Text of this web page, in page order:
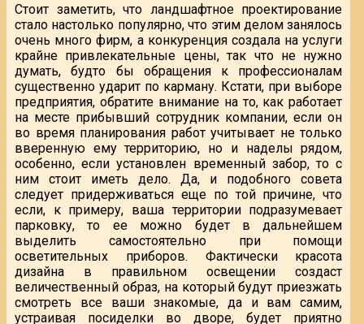
Стоит заметить, что ландшафтное проектирование
стало настолько популярно, что этим делом занялось
очень много фирм, а конкуренция создала на услуги
крайне привлекательные цены, так что не нужно
думать, будто бы обращения к профессионалам
существенно ударит по карману. Кстати, при выборе
предприятия, обратите внимание на то, как работает
на месте прибывший сотрудник компании, если он
во время планирования работ учитывает не только
вверенную ему территорию, но и наделы рядом,
особенно, если установлен временный забор, то с
ним стоит иметь дело. Да, и подобного совета
следует придерживаться еще по той причине, что
если, к примеру, ваша территории подразумевает
парковку, то ее можно будет в дальнейшем
выделить самостоятельно при помощи
осветительных приборов. Фактически красота
дизайна в правильном освещении создаст
величественный образ, на который будут приезжать
смотреть все ваши знакомые, да и вам самим,
устраивая посиделки во дворе, будет приятно